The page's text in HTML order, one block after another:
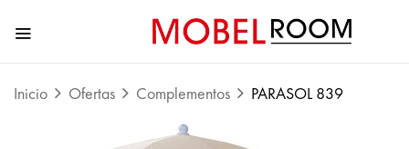
Inicio Ofertas Complementos PARASOL 839